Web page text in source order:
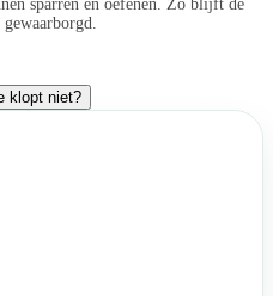
sparren en oefenen. Zo blijft de
klopt niet?